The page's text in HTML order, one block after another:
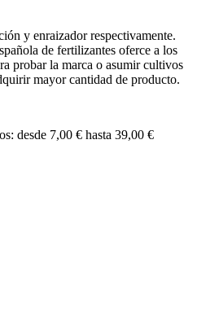
y enraizador respectivamente.
de fertilizantes oferce a los
probar la marca o asumir cultivos
mayor cantidad de producto.
desde 7,00 € hasta 39,00 €